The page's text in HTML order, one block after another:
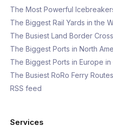
The Most Powerful
The Biggest Rail Yards in the
The Busiest Land Border
The Biggest Ports in North
The Biggest Ports in Europe
The Busiest RoRo Ferry
RSS feed
Services